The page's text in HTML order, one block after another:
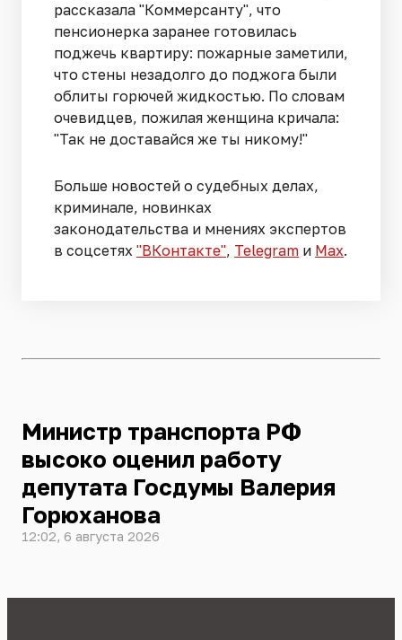
рассказала "Коммерсанту", что
пенсионерка заранее готовилась
поджечь квартиру: пожарные заметили,
что стены незадолго до поджога были
облиты горючей жидкостью. По словам
очевидцев, пожилая женщина кричала:
"Так не доставайся же ты никому!"
Больше новостей о судебных делах,
криминале, новинках
законодательства и мнениях экспертов
в соцсетях "ВКонтакте", Telegram и Max.
Министр транспорта РФ
высоко оценил работу
депутата Госдумы Валерия
Горюханова
12:02, 6 августа 2026